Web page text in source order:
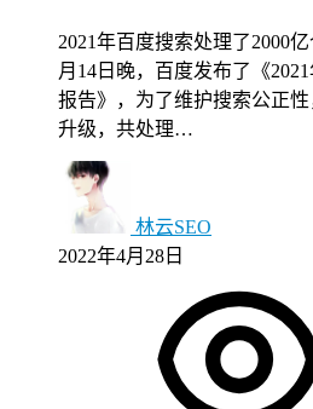
2021年百度搜索处理了2000
月14日晚，百度发布了《
报告》，为了维护搜索公正
升级，共处理…
林云SEO
2022年4月28日